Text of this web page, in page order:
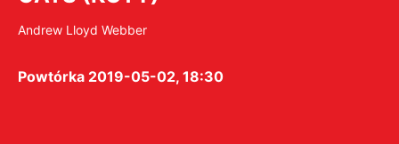
Andrew Lloyd Webber
Powtórka 2019-05-02, 18:30